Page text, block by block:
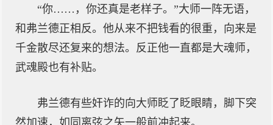
“你……，你还真是老样子。”大师一阵无语，
和弗兰德正相反。他从来不把钱看的很重，向来是
千金散尽还复来的想法。反正他一直都是大魂师，
武魂殿也有补贴。
弗兰德有些奸诈的向大师眨了眨眼睛，脚下突
然加速，如同离弦之矢一般前冲起来。